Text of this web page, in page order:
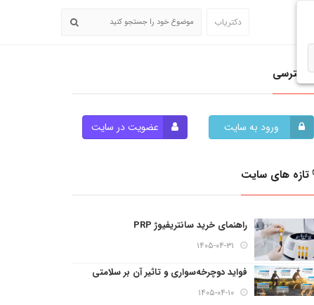
دکتریاب
دسترسی
ورود به سایت عضویت در سایت
تازه های سایت
راهنمای خرید سانتریفیوژ PRP
۱۴۰۵-۰۴-۳۱
فواید دوچرخه‌سواری و تاثیر آن بر سلامتی
۱۴۰۵-۰۴-۱۰